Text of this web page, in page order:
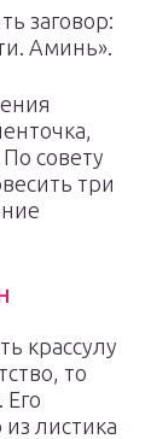
заговор:
Аминь».
совету
три
крассулу
то
Его
листика